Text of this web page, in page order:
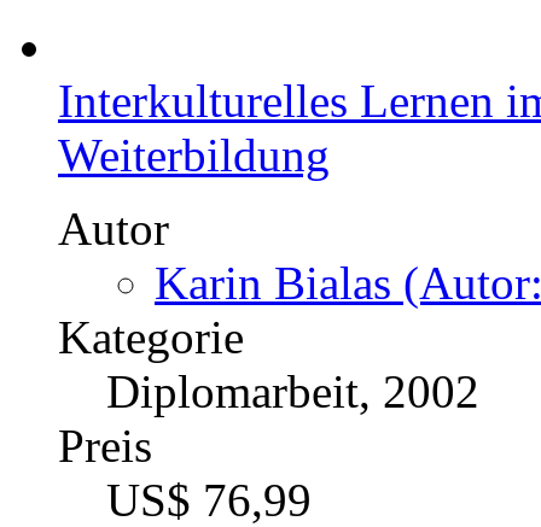
Interkulturelles Lernen
Weiterbildung
Autor
Karin Bialas
Kategorie
Diplomarbeit, 2002
Preis
US$ 76,99